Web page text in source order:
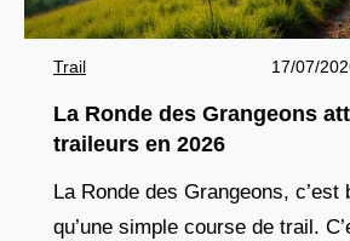
Trail 17/07/
La Ronde des Grangeons
traileurs en 2026
La Ronde des Grangeons, c’est
qu’une simple course de trail.